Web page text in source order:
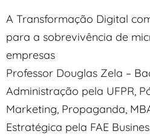
A Transformação Digital
para a sobrevivência de
empresas
Professor Douglas Zela –
Administração pela UFPR,
Marketing, Propaganda,
Estratégica pela FAE